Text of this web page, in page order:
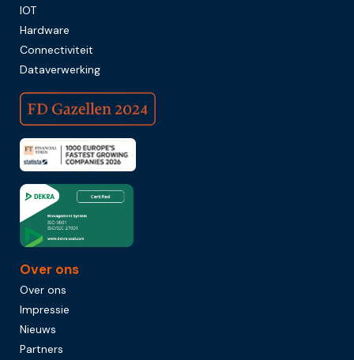
IOT
Hardware
Connectiviteit
Dataverwerking
Over ons
Over ons
Impressie
Nieuws
Partners